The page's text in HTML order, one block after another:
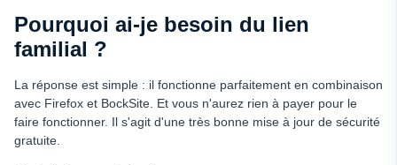
Pourquoi ai-je besoin du lien
familial ?
La réponse est simple : il fonctionne parfaitement en combinaison
avec Firefox et BockSite. Et vous n'aurez rien à payer pour le
faire fonctionner. Il s'agit d'une très bonne mise à jour de sécurité
gratuite.